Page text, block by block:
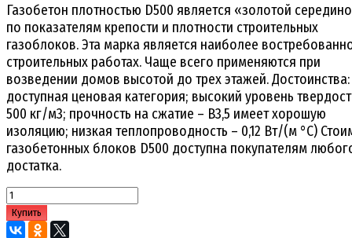
Газобетон плотностью D500 является «золотой
по показателям крепости и плотности строительных
газоблоков. Эта марка является наиболее
строительных работах. Чаще всего применяются при
возведении домов высотой до трех этажей. Достоинства:
доступная ценовая категория; высокий уровень
500 кг/м3; прочность на сжатие – В3,5 имеет хорошую
изоляцию; низкая теплопроводность – 0,12 Вт/(м °С)
газобетонных блоков D500 доступна покупателям
достатка.
Купить